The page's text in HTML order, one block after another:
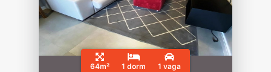
64m² 1 dorm
1 vaga